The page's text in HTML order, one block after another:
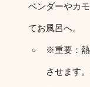
ベンダーやカ
てお風呂へ。
※重要：
させます